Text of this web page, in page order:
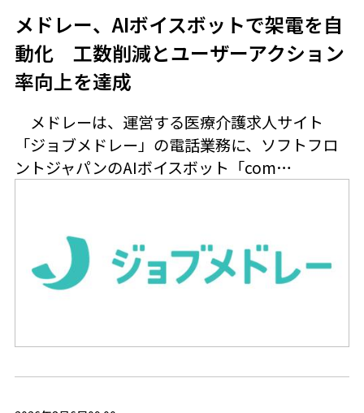
メドレー、AIボイスボットで架電を自
動化 工数削減とユーザーアクション
率向上を達成
メドレーは、運営する医療介護求人サイト
「ジョブメドレー」の電話業務に、ソフトフロ
ントジャパンのAIボイスボット「com…